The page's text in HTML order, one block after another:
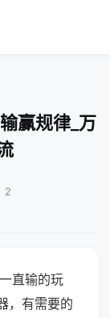
赢规律_万
2
直输的玩
，有需要的